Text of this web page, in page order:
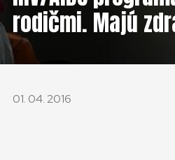
KONTAKT
SLOVENSKO
rodičmi. Majú
01. 04. 2016